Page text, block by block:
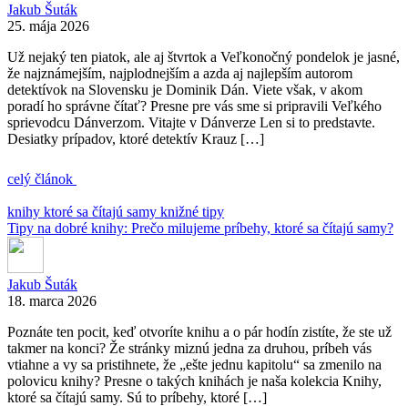
Jakub Šuták
25. mája 2026
Už nejaký ten piatok, ale aj štvrtok a Veľkonočný pondelok je jasné,
že najznámejším, najplodnejším a azda aj najlepším autorom
detektívok na Slovensku je Dominik Dán. Viete však, v akom
poradí ho správne čítať? Presne pre vás sme si pripravili Veľkého
sprievodcu Dánverzom. Vitajte v Dánverze Len si to predstavte.
Desiatky prípadov, ktoré detektív Krauz […]
celý článok
knihy ktoré sa čítajú samy knižné tipy
Tipy na dobré knihy: Prečo milujeme príbehy, ktoré sa čítajú samy?
Jakub Šuták
18. marca 2026
Poznáte ten pocit, keď otvoríte knihu a o pár hodín zistíte, že ste už
takmer na konci? Že stránky miznú jedna za druhou, príbeh vás
vtiahne a vy sa pristihnete, že „ešte jednu kapitolu“ sa zmenilo na
polovicu knihy? Presne o takých knihách je naša kolekcia Knihy,
ktoré sa čítajú samy. Sú to príbehy, ktoré […]